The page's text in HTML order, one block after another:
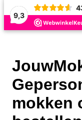
9,3
mokken